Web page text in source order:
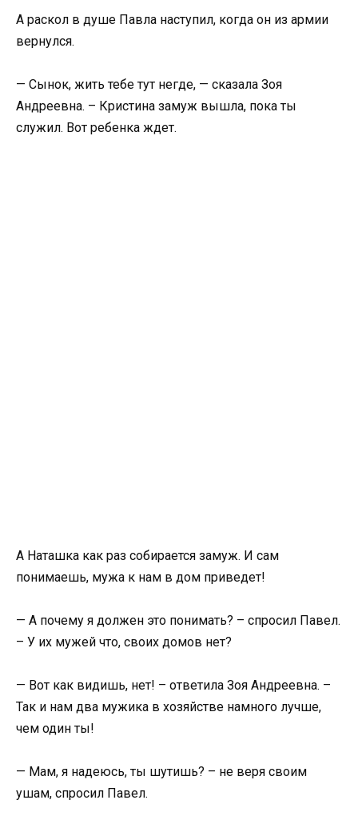
А раскол в душе Павла наступил, когда он из армии
вернулся.
— Сынок, жить тебе тут негде, — сказала Зоя
Андреевна. – Кристина замуж вышла, пока ты
служил. Вот ребенка ждет.
А Наташка как раз собирается замуж. И сам
понимаешь, мужа к нам в дом приведет!
— А почему я должен это понимать? – спросил Павел.
– У их мужей что, своих домов нет?
— Вот как видишь, нет! – ответила Зоя Андреевна. –
Так и нам два мужика в хозяйстве намного лучше,
чем один ты!
— Мам, я надеюсь, ты шутишь? – не веря своим
ушам, спросил Павел.